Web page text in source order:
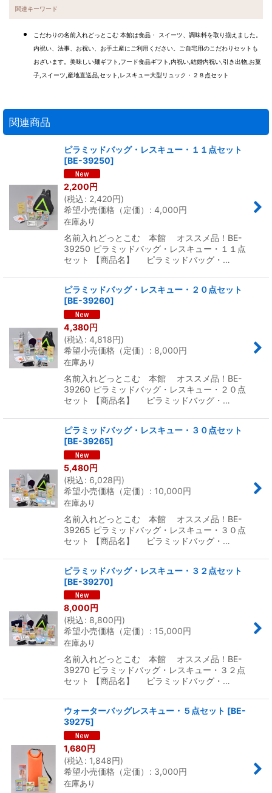
関連キーワード
こだわりの名前入れどっとこむ 本館は食品・ スイーツ、調味料を取り揃えました。
内祝い、法事、お祝い、お手土産にご利用ください。ご自宅用のこだわりセットも
おざいます。美味しい麺ギフト,フード食品ギフト,内祝い,結婚内祝い,引き出物,お菓
子,スイーツ,産地直送品,セット,レスキュー大型リュック・２８点セット
関連商品
ピラミッドバッグ・レスキュー・１１点セット
[BE-39250]
2,200円
(税込: 2,420円)
希望小売価格（定価）
: 4,000円
在庫あり
名前入れどっとこむ 本館 オススメ品！BE-
39250 ピラミッドバッグ・レスキュー・１１点
セット 【商品名】 ピラミッドバッグ・…
ピラミッドバッグ・レスキュー・２０点セット
[BE-39260]
4,380円
(税込: 4,818円)
希望小売価格（定価）
: 8,000円
在庫あり
名前入れどっとこむ 本館 オススメ品！BE-
39260 ピラミッドバッグ・レスキュー・２０点
セット 【商品名】 ピラミッドバッグ・…
ピラミッドバッグ・レスキュー・３０点セット
[BE-39265]
5,480円
(税込: 6,028円)
希望小売価格（定価）
: 10,000円
在庫あり
名前入れどっとこむ 本館 オススメ品！BE-
39265 ピラミッドバッグ・レスキュー・３０点
セット 【商品名】 ピラミッドバッグ・…
ピラミッドバッグ・レスキュー・３２点セット
[BE-39270]
8,000円
(税込: 8,800円)
希望小売価格（定価）
: 15,000円
在庫あり
名前入れどっとこむ 本館 オススメ品！BE-
39270 ピラミッドバッグ・レスキュー・３２点
セット 【商品名】 ピラミッドバッグ・…
ウォーターバッグレスキュー・５点セット [BE-
39275]
1,680円
(税込: 1,848円)
希望小売価格（定価）
: 3,000円
在庫あり